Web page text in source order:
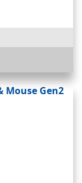
Mouse Gen2